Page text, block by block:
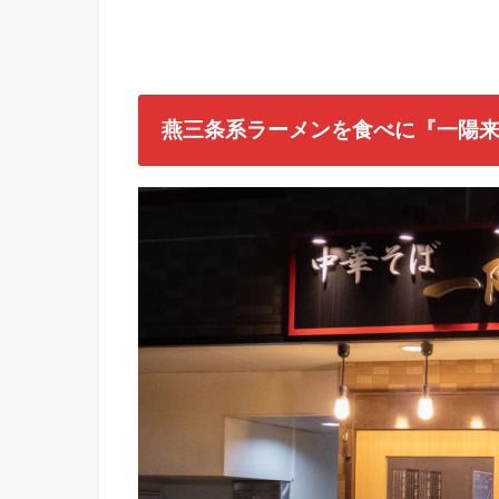
燕三条系ラーメンを食べに『一陽